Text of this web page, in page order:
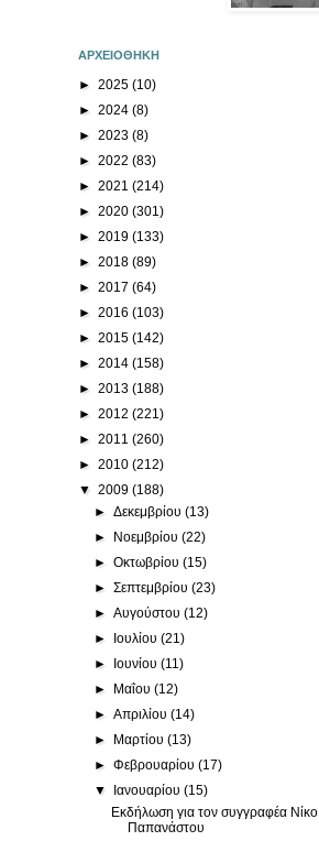
ΑΡΧΕΙΟΘΗΚΗ
► 2025 (10)
► 2024 (8)
► 2023 (8)
► 2022 (83)
► 2021 (214)
► 2020 (301)
► 2019 (133)
► 2018 (89)
► 2017 (64)
► 2016 (103)
► 2015 (142)
► 2014 (158)
► 2013 (188)
► 2012 (221)
► 2011 (260)
► 2010 (212)
▼ 2009 (188)
►Δεκεμβρίου(13)
► Νοεμβρίου(22)
►Οκτωβρίου(15)
►Σεπτεμβρίου(23)
►Αυγούστου(12)
► Ιουλίου(21)
► Ιουνίου(11)
► Μαΐου(12)
►Απριλίου(14)
► Μαρτίου(13)
►Φεβρουαρίου(17)
▼ Ιανουαρίου(15)
Εκδήλωση για τον συγγραφέα Νίκο
Παπανάστου